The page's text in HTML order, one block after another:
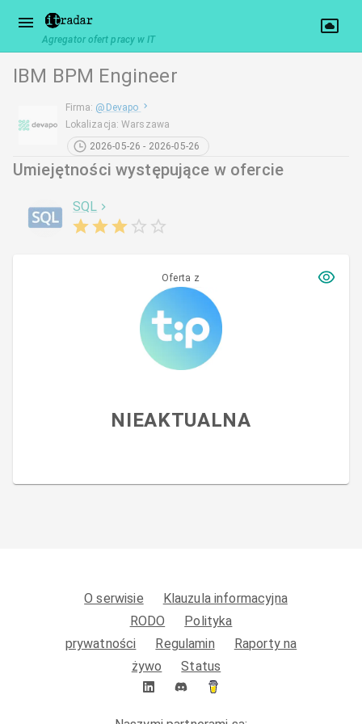
Agregator ofert pracy w IT
IBM BPM Engineer
Firma: @ Devapo
Lokalizacja:Warszawa
2026-05-26 - 2026-05-26
Umiejętności występujące w ofercie
SQL
Oferta z
NIEAKTUALNA
O serwisie
Klauzula informacyjna
RODO
Polityka
prywatności
Regulamin
Raporty na
żywo
Status